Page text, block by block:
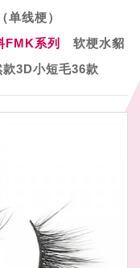
单线梗）
FMK系列
软梗水貂
款3D小短毛36款